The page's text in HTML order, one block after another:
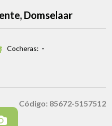
Domselaar
Cocheras: -
Código: 85672-5157512